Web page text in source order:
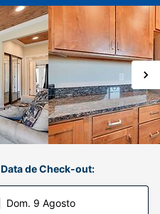
Data de Check-out:
Dom. 9 Agosto